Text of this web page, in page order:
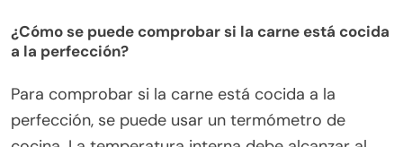
¿Cómo se puede comprobar si la carne está cocida
a la perfección?
Para comprobar si la carne está cocida a la
perfección, se puede usar un termómetro de